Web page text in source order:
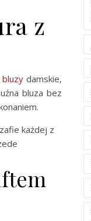
z
bluzy damskie,
bluza bez
każdej z